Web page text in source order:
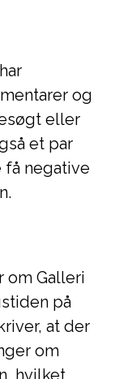
og
eller
et par
få negative
om Galleri
på
at der
om
hvilket